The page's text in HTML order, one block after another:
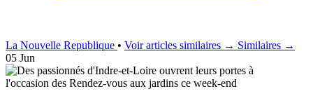
La Nouvelle Republique • Voir articles similaires → Similaires →
05 Jun